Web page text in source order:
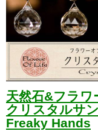
天然石&フラ
クリスタルサ
Freaky Hands